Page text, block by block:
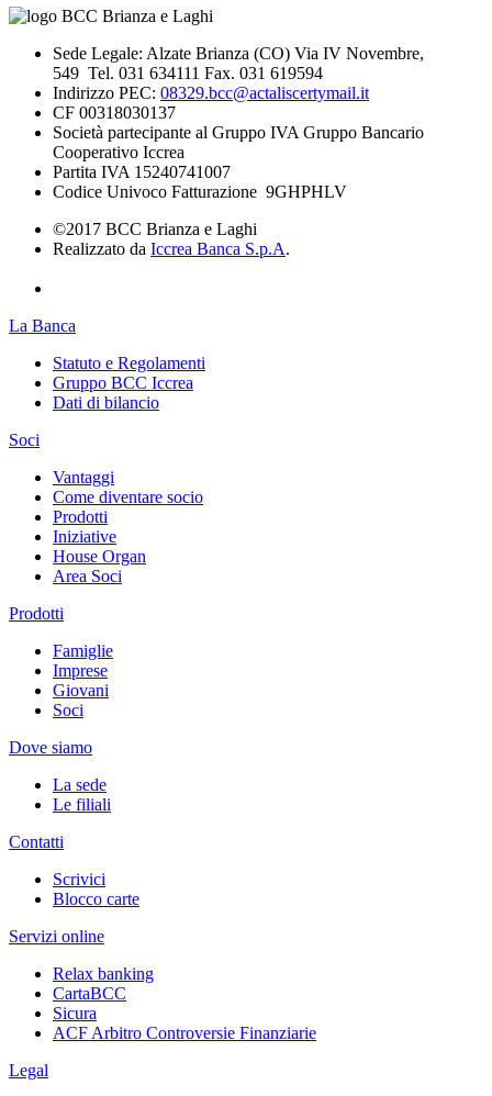
Sede Legale: Alzate Brianza (CO) Via IV Novembre,
549 Tel. 031 634111 Fax. 031 619594
Indirizzo PEC: 08329.bcc@actaliscertymail.it
CF 00318030137
Società partecipante al Gruppo IVA Gruppo Bancario
Cooperativo Iccrea
Partita IVA 15240741007
Codice Univoco Fatturazione 9GHPHLV
©2017 BCC Brianza e Laghi
Realizzato da Iccrea Banca S.p.A.
La Banca
Statuto e Regolamenti
Gruppo BCC Iccrea
Dati di bilancio
Soci
Vantaggi
Come diventare socio
Prodotti
Iniziative
House Organ
Area Soci
Prodotti
Famiglie
Imprese
Giovani
Soci
Dove siamo
La sede
Le filiali
Contatti
Scrivici
Blocco carte
Servizi online
Relax banking
CartaBCC
Sicura
ACF Arbitro Controversie Finanziarie
Legal